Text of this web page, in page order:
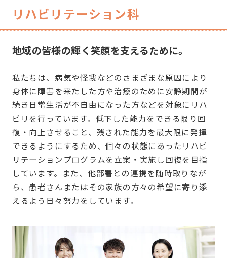
リハビリテーション科
地域の皆様の輝く笑顔を支えるために。
私たちは、病気や怪我などのさまざまな原因により
身体に障害を来たした方や治療のために安静期間が
続き日常生活が不自由になった方などを対象にリハ
ビリを行っています。低下した能力をできる限り回
復・向上させること、残された能力を最大限に発揮
できるようにするため、個々の状態にあったリハビ
リテーションプログラムを立案・実施し回復を目指
しています。また、他部署との連携を随時取りなが
ら、患者さんまたはその家族の方々の希望に寄り添
えるよう日々努力をしています。